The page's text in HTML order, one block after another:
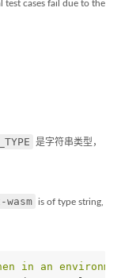
test cases fail due to the
是字符串类型，
is of type string,
in an